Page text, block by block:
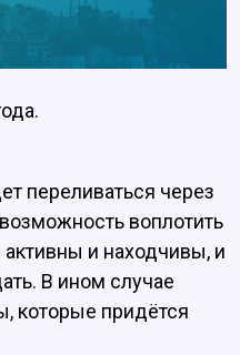
переливаться через
воплотить
и находчивы, и
В ином случае
которые придётся